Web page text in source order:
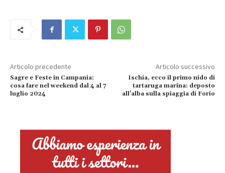
Articolo precedente
Sagre e Feste in Campania:
cosa fare nel weekend dal 4 al 7
luglio 2024
Articolo successivo
Ischia, ecco il primo nido di
tartaruga marina: deposto
all’alba sulla spiaggia di Forio